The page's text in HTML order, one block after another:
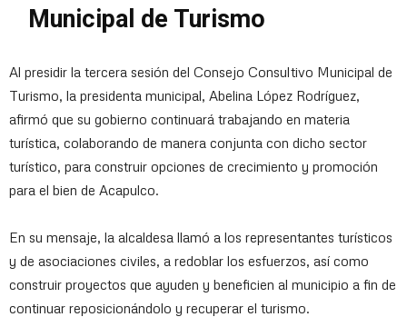
Municipal de Turismo
Al presidir la tercera sesión del Consejo Consultivo Municipal de
Turismo, la presidenta municipal, Abelina López Rodríguez,
afirmó que su gobierno continuará trabajando en materia
turística, colaborando de manera conjunta con dicho sector
turístico, para construir opciones de crecimiento y promoción
para el bien de Acapulco.
En su mensaje, la alcaldesa llamó a los representantes turísticos
y de asociaciones civiles, a redoblar los esfuerzos, así como
construir proyectos que ayuden y beneficien al municipio a fin de
continuar reposicionándolo y recuperar el turismo.